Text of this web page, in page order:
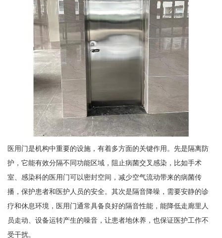
医用门是机构中重要的设施，有着多方面的关键作用。先是隔离防
护，它能有效分隔不同功能区域，阻止病菌交叉感染，比如手术
室、感染科的医用门可以密封空间，减少空气流动带来的病菌传
播，保护患者和医护人员的安全。其次是隔音降噪，需要安静的诊
疗和休息环境，医用门通常具备良好的隔音性能，能降低走廊里人
员走动、设备运转产生的噪音，让患者地休养，也保证医护工作不
受干扰。